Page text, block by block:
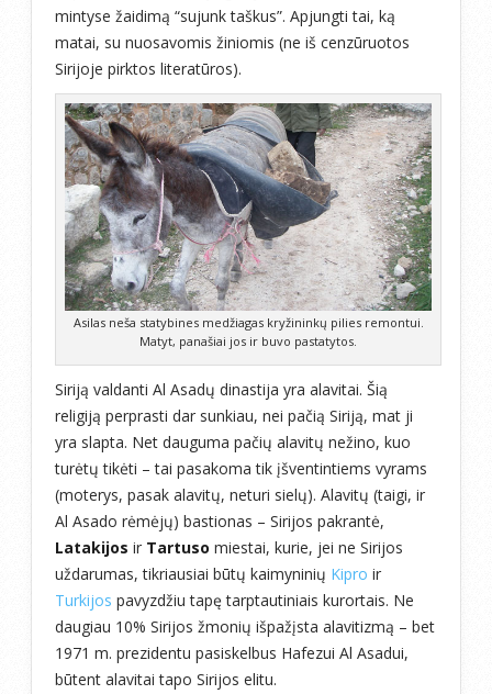
mintyse žaidimą “sujunk taškus”. Apjungti tai, ką
matai, su nuosavomis žiniomis (ne iš cenzūruotos
Sirijoje pirktos literatūros).
Asilas neša statybines medžiagas kryžininkų pilies remontui.
Matyt, panašiai jos ir buvo pastatytos.
Siriją valdanti Al Asadų dinastija yra alavitai. Šią
religiją perprasti dar sunkiau, nei pačią Siriją, mat ji
yra slapta. Net dauguma pačių alavitų nežino, kuo
turėtų tikėti – tai pasakoma tik įšventintiems vyrams
(moterys, pasak alavitų, neturi sielų). Alavitų (taigi, ir
Al Asado rėmėjų) bastionas – Sirijos pakrantė,
Latakijos ir Tartuso miestai, kurie, jei ne Sirijos
uždarumas, tikriausiai būtų kaimyninių Kipro ir
Turkijos pavyzdžiu tapę tarptautiniais kurortais. Ne
daugiau 10% Sirijos žmonių išpažįsta alavitizmą – bet
1971 m. prezidentu pasiskelbus Hafezui Al Asadui,
būtent alavitai tapo Sirijos elitu.